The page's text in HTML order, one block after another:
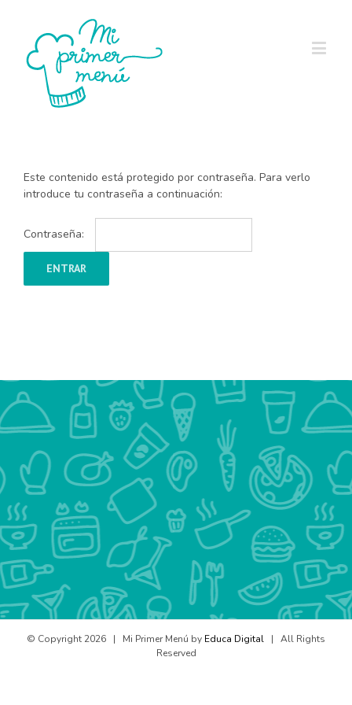
Este contenido está protegido por contraseña. Para verlo
introduce tu contraseña a continuación:
Contraseña:
© Copyright 2026 | Mi Primer Menú by Educa Digital | All Rights
Reserved